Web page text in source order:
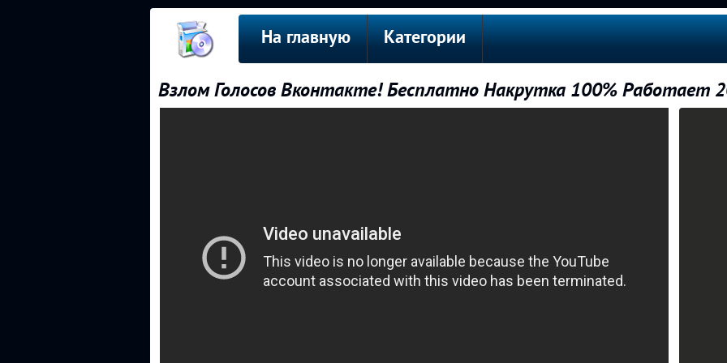
На главную Категории
Взлом Голосов Вконтакте! Бесплатно Накрутка 100% Работает